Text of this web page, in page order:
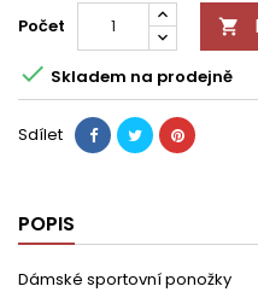
Počet 
 Skladem na prodejně
Sdílet
POPIS
Dámské sportovní ponožky